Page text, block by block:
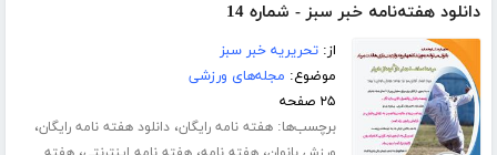
دانلود هفته‌نامه خبر سبز - شماره 14
از:تحریریه خبر سبز
موضوع: مجله‌های ورزشی
۲۵ صفحه
برچسب‌ها:هفته نامه رایگان،دانلود هفته نامه رایگان،